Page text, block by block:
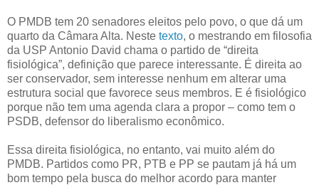
O PMDB tem 20 senadores eleitos pelo povo, o que dá um
quarto da Câmara Alta. Neste texto, o mestrando em filosofia
da USP Antonio David chama o partido de “direita
fisiológica”, definição que parece interessante. É direita ao
ser conservador, sem interesse nenhum em alterar uma
estrutura social que favorece seus membros. E é fisiológico
porque não tem uma agenda clara a propor – como tem o
PSDB, defensor do liberalismo econômico.
Essa direita fisiológica, no entanto, vai muito além do
PMDB. Partidos como PR, PTB e PP se pautam já há um
bom tempo pela busca do melhor acordo para manter